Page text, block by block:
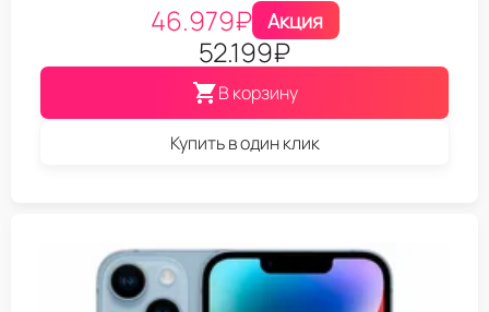
46.979₽ Акция
52.199₽
В корзину
Купить в один клик